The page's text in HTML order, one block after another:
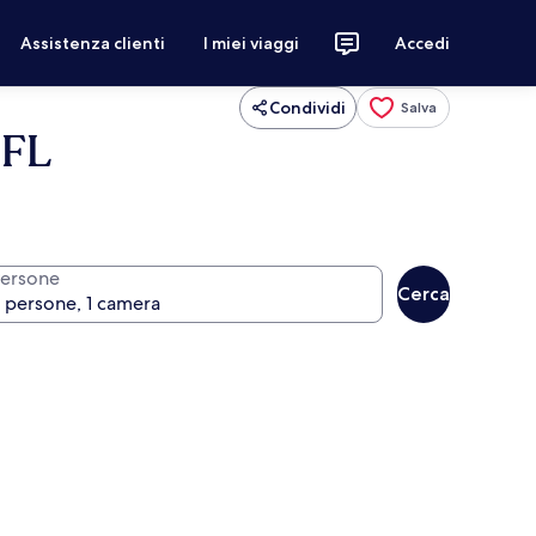
Assistenza clienti I miei viaggi Accedi
Condividi Salva
Cerca